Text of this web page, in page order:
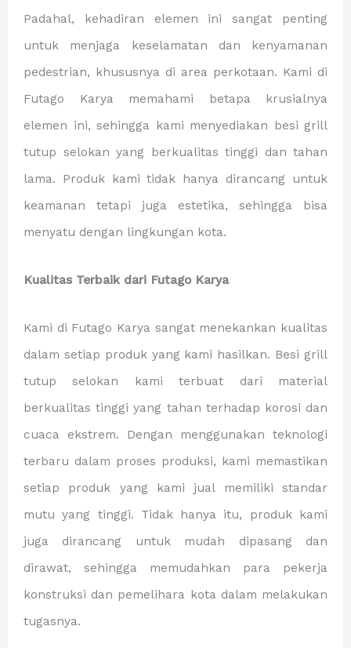
Padahal, kehadiran elemen ini sangat penting
untuk menjaga keselamatan dan kenyamanan
pedestrian, khususnya di area perkotaan. Kami di
Futago Karya memahami betapa krusialnya
elemen ini, sehingga kami menyediakan besi grill
tutup selokan yang berkualitas tinggi dan tahan
lama. Produk kami tidak hanya dirancang untuk
keamanan tetapi juga estetika, sehingga bisa
menyatu dengan lingkungan kota.
Kualitas Terbaik dari Futago Karya
Kami di Futago Karya sangat menekankan kualitas
dalam setiap produk yang kami hasilkan. Besi grill
tutup selokan kami terbuat dari material
berkualitas tinggi yang tahan terhadap korosi dan
cuaca ekstrem. Dengan menggunakan teknologi
terbaru dalam proses produksi, kami memastikan
setiap produk yang kami jual memiliki standar
mutu yang tinggi. Tidak hanya itu, produk kami
juga dirancang untuk mudah dipasang dan
dirawat, sehingga memudahkan para pekerja
konstruksi dan pemelihara kota dalam melakukan
tugasnya.